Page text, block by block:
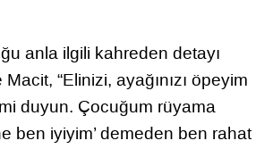
anla ilgili kahreden detayı
“Elinizi, ayağınızı öpeyim
duyun. Çocuğum rüyama
ben iyiyim’ demeden ben rahat